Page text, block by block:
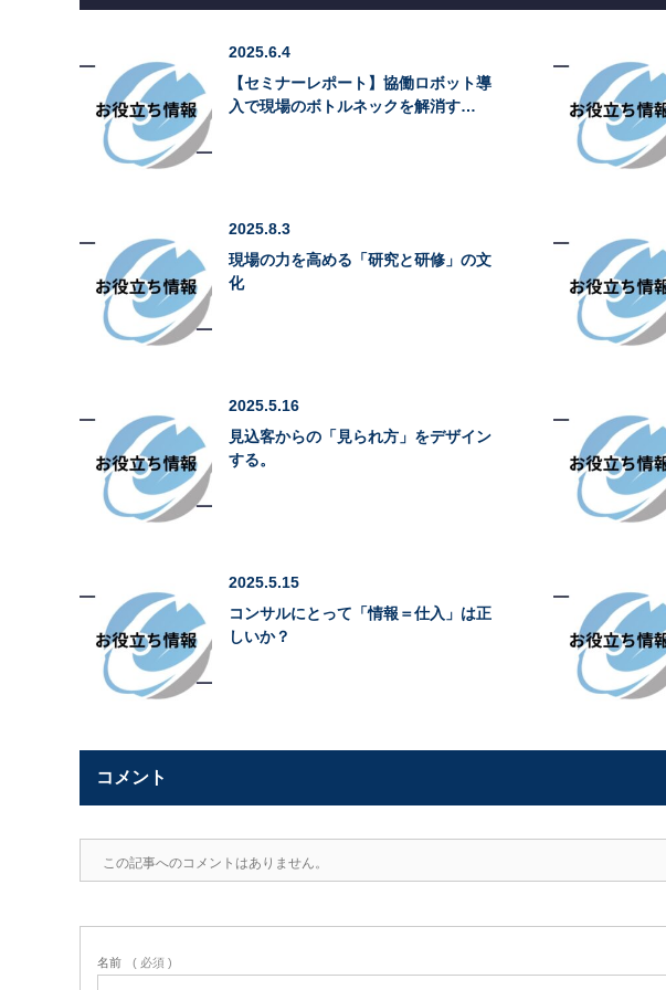
2025.6.4
【セミナーレポート】協働ロボット導
入で現場のボトルネックを解消す…
2025.8.3
現場の力を高める「研究と研修」の文
化
2025.5.16
見込客からの「見られ方」をデザイン
する。
2025.5.15
コンサルにとって「情報＝仕入」は正
しいか？
コメント
この記事へのコメントはありません。
名前 ( 必須 )